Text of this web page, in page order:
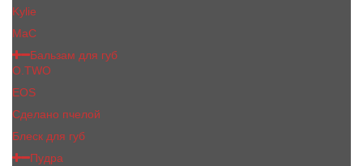
Kylie
МаС
Бальзам для губ
O.TWO
EOS
Сделано пчелой
Блеск для губ
Пудра